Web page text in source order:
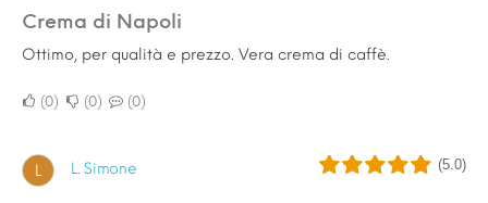
Crema di Napoli
Ottimo, per qualità e prezzo. Vera crema di caffè.
0 0 0
L L. Simone (5.0)